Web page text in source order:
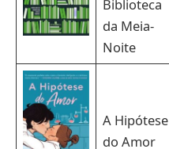
Biblioteca
da Meia-
Noite
A Hipótese
do Amor